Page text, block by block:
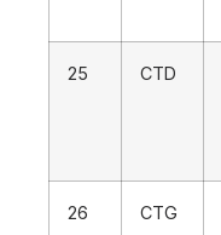
25 CTD
26 CTG